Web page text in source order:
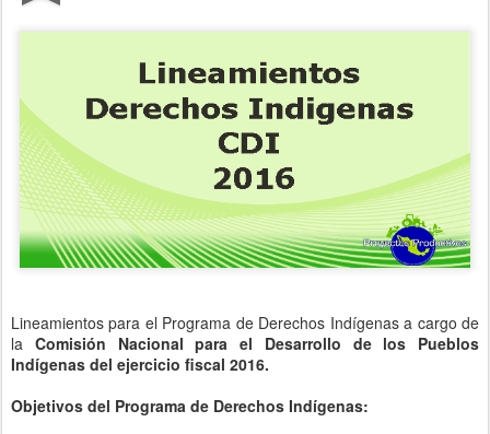
Lineamientos para el Programa de Derechos Indígenas a cargo de
la Comisión Nacional para el Desarrollo de los Pueblos
Indígenas del ejercicio fiscal 2016.
Objetivos del Programa de Derechos Indígenas: